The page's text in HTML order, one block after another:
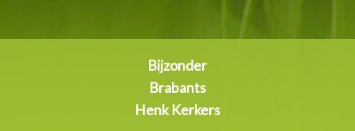
Bijzonder
Brabants
Henk Kerkers